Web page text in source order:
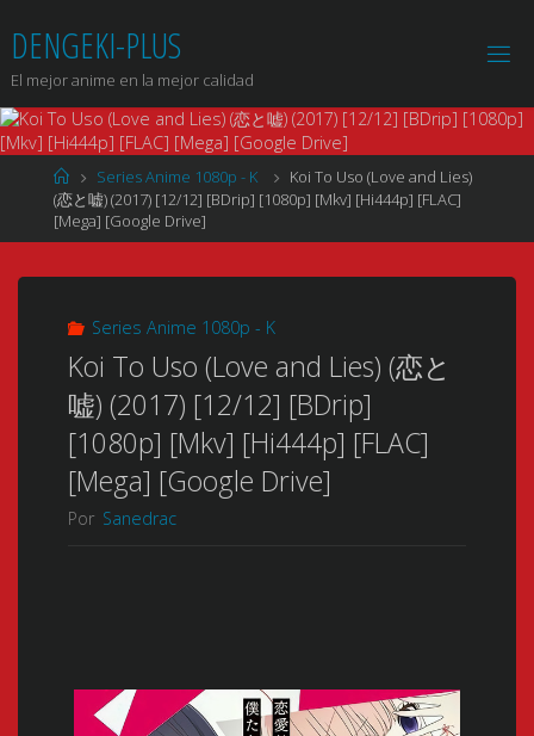
contenido
DENGEKI-PLUS
El mejor anime en la mejor calidad
Página
de
Inicio
Series Anime 1080p - K
Koi To Uso (Love and Lies)
(恋と嘘) (2017) [12/12] [BDrip] [1080p] [Mkv] [Hi444p] [FLAC]
[Mega] [Google Drive]
Series Anime 1080p - K
Koi To Uso (Love and Lies) (恋と
嘘) (2017) [12/12] [BDrip]
[1080p] [Mkv] [Hi444p] [FLAC]
[Mega] [Google Drive]
Por Sanedrac